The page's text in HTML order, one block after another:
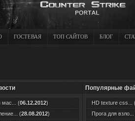
ГОСТЕВАЯ ТОП САЙТОВ БЛОГ
мас... (06.12.2012)
(28.08.2012)
Популярные
HD texture css...
Прога для взло...